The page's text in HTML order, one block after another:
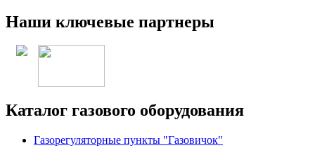
Наши ключевые партнеры
Каталог газового оборудования
Газорегуляторные пункты "Газовичок"